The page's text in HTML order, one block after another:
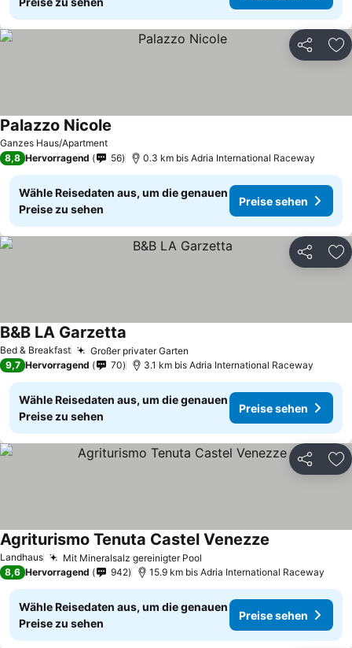
Teilen
Ganzes Haus/Apartment
Palazzo Nicole
8,8 Hervorragend 56 0.3 km bis Adria International Raceway
Wähle Reisedaten aus, um die genauen
Preise zu sehen
Preise sehen
Teilen
Bed & Breakfast Großer privater Garten
B&B LA Garzetta
9,7 Hervorragend 70 3.1 km bis Adria International Raceway
Wähle Reisedaten aus, um die genauen
Preise zu sehen
Preise sehen
Teilen
Landhaus Mit Mineralsalz gereinigter Pool
Agriturismo Tenuta Castel Venezze
8,6 Hervorragend 942 15.9 km bis Adria International Raceway
Wähle Reisedaten aus, um die genauen
Preise zu sehen
Preise sehen